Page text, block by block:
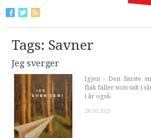
Tags: Savner
Jeg sverger
Igjen - Den første
flak faller som salt i
i år også.
28.10.2025